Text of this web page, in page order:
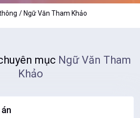
Ngữ Văn Tham Khảo
mục Ngữ Văn Tham
Khảo